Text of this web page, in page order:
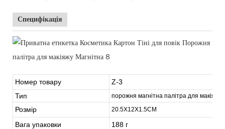
Специфікація
Номер товару
Z-3
Тип
порожня магнітна палітра для макіяжу
Розмір 20.5X12X1.5CM
Вага упаковки
188 г